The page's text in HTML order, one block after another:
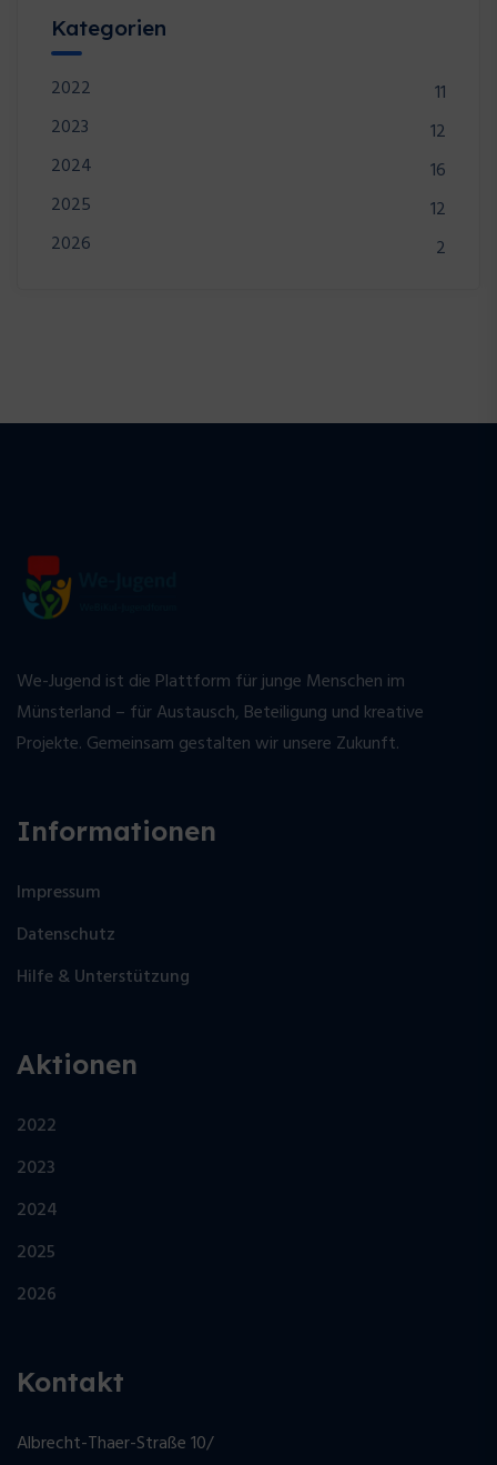
Kategorien
2022
11
2023
12
2024
16
2025
12
2026
2
We-Jugend ist die Plattform für junge Menschen im
Münsterland – für Austausch, Beteiligung und kreative
Projekte. Gemeinsam gestalten wir unsere Zukunft.
Informationen
Impressum
Datenschutz
Hilfe & Unterstützung
Aktionen
2022
2023
2024
2025
2026
Kontakt
Albrecht-Thaer-Straße 10/